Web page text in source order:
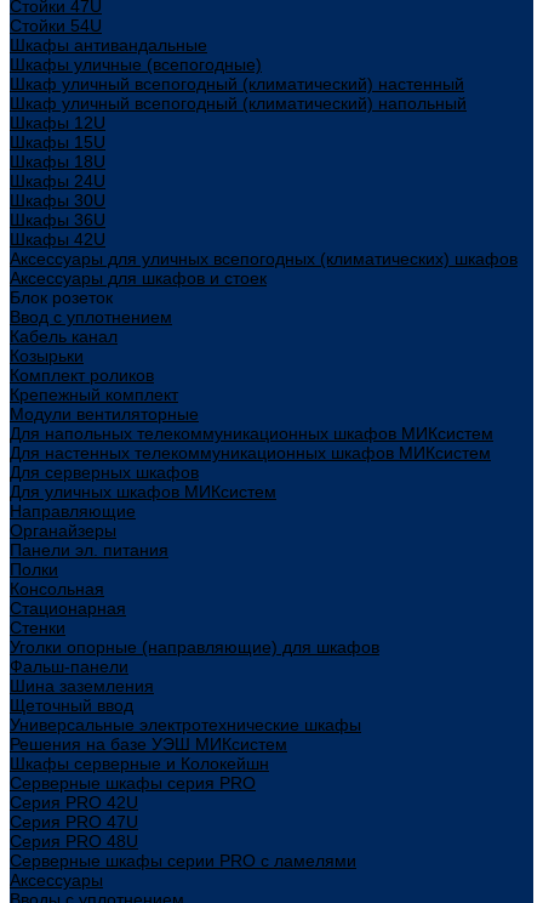
Стойки 47U
Стойки 54U
Шкафы антивандальные
Шкафы уличные (всепогодные)
Шкаф уличный всепогодный (климатический) настенный
Шкаф уличный всепогодный (климатический) напольный
Шкафы 12U
Шкафы 15U
Шкафы 18U
Шкафы 24U
Шкафы 30U
Шкафы 36U
Шкафы 42U
Аксессуары для уличных всепогодных (климатических) шкафов
Аксессуары для шкафов и стоек
Блок розеток
Ввод с уплотнением
Кабель канал
Козырьки
Комплект роликов
Крепежный комплект
Модули вентиляторные
Для напольных телекоммуникационных шкафов МИКсистем
Для настенных телекоммуникационных шкафов МИКсистем
Для серверных шкафов
Для уличных шкафов МИКсистем
Направляющие
Органайзеры
Панели эл. питания
Полки
Консольная
Стационарная
Стенки
Уголки опорные (направляющие) для шкафов
Фальш-панели
Шина заземления
Щеточный ввод
Универсальные электротехнические шкафы
Решения на базе УЭШ МИКсистем
Шкафы серверные и Колокейшн
Серверные шкафы серия PRO
Серия PRO 42U
Серия PRO 47U
Серия PRO 48U
Серверные шкафы серии PRO с ламелями
Аксессуары